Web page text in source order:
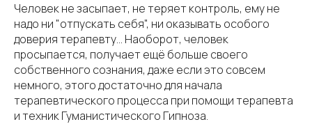
Человек не засыпает, не теряет контроль, ему не
надо ни "отпускать себя", ни оказывать особого
доверия терапевту... Наоборот, человек
просыпается, получает ещё больше своего
собственного сознания, даже если это совсем
немного, этого достаточно для начала
терапевтического процесса при помощи терапевта
и техник Гуманистического Гипноза.